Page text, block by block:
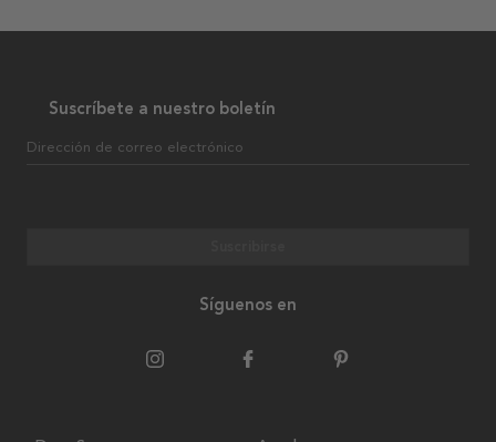
Suscríbete a nuestro boletín
Dirección de correo electrónico
Síguenos en